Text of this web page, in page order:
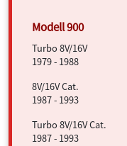
Turbo 8V/16V
1979 - 1988
8V/16V Cat.
1987 - 1993
Turbo 8V/16V Cat.
1987 - 1993